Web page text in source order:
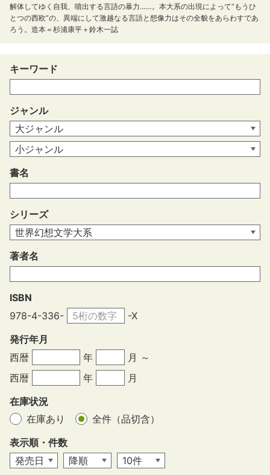
解体してゆく自我、噴出する言語の暴力……。本大系の出現によって“もうひ
とつの西欧”の、異端にして激越なる言語と想像力はその全貌をあらわすであ
ろう。造本＝杉浦康平＋鈴木一誌
キーワード
ジャンル
書名
シリーズ
著者名
ISBN
978-4-336-
-X
発行年月
西暦
年
月 ～
西暦
年
月
在庫状況
在庫あり
全件（品切含）
表示順・件数